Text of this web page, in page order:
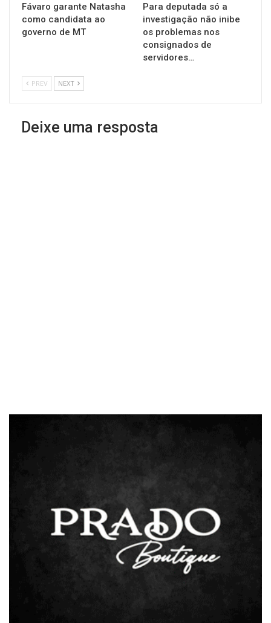
Fávaro garante Natasha
como candidata ao
governo de MT
Para deputada só a
investigação não inibe
os problemas nos
consignados de
servidores…
PREV NEXT
Deixe uma resposta